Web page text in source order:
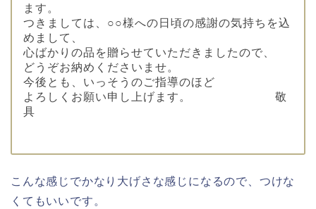
ます。
つきましては、○○様への日頃の感謝の気持ちを込
めまして、
心ばかりの品を贈らせていただきましたので、
どうぞお納めくださいませ。
今後とも、いっそうのご指導のほど
よろしくお願い申し上げます。 敬
具
こんな感じでかなり大げさな感じになるので、つけな
くてもいいです。